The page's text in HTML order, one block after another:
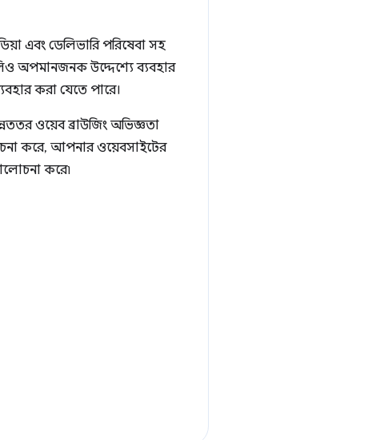
এবং ডেলিভারি পরিষেবা সহ
অপমানজনক উদ্দেশ্যে ব্যবহার
করা যেতে পারে।
ওয়েব ব্রাউজিং অভিজ্ঞতা
করে, আপনার ওয়েবসাইটের
করে৷